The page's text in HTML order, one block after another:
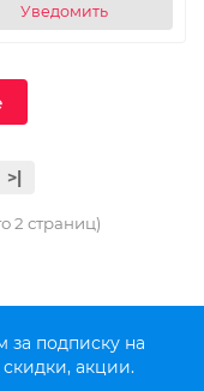
Уведомить
>|
2 страниц)
за подписку на
акции.